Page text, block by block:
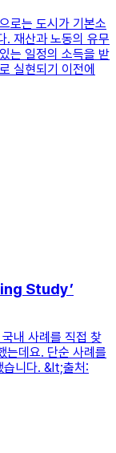
로는 도시가 기본소
. 재산과 노동의 유무
는 일정의 소득을 받
실현되기 이전에
Study’
내 사례를 직접 찾
는데요. 단순 사례를
습니다. &lt;출처: